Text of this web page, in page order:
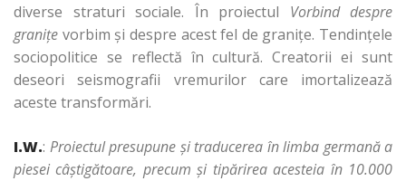
diverse straturi sociale. În proiectul Vorbind despre
graniţe vorbim şi despre acest fel de graniţe. Tendinţele
sociopolitice se reflectă în cultură. Creatorii ei sunt
deseori seismografii vremurilor care imortalizează
aceste transformări.
I.W.: Proiectul presupune şi traducerea în limba germană a
piesei câştigătoare, precum şi tipărirea acesteia în 10.000